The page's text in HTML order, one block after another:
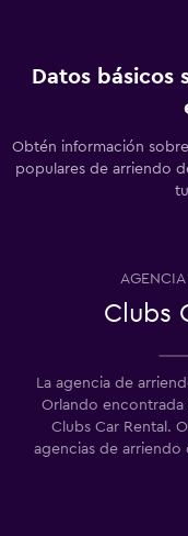
Datos básicos
Obtén información
populares de arriendo
Clubs
La agencia de
Orlando encontrada
Clubs Car Rental.
agencias de arriendo